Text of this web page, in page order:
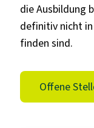
die Ausbildung
definitiv nicht
finden sind.
Offene